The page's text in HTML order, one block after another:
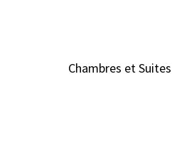
Chambres et Suites